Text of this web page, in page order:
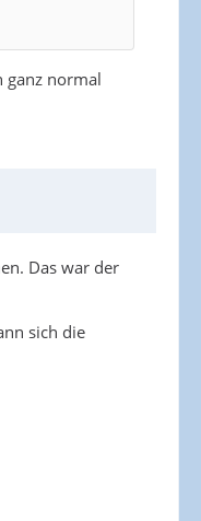
ganz normal
Das war der
sich die